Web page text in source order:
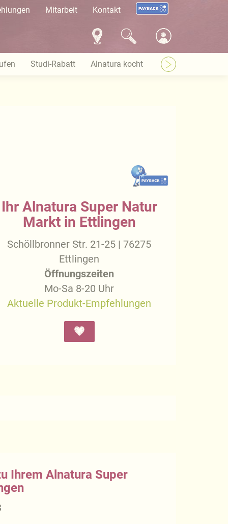
Mitarbeit Kontakt
Studi-Rabatt Alnatura kocht Marktflächen
Ihr Alnatura Super Natur
Markt in Ettlingen
Schöllbronner Str. 21-25 | 76275
Ettlingen
Öffnungszeiten
Mo-Sa 8-20 Uhr
Aktuelle Produkt-Empfehlungen
Ihrem Alnatura Super